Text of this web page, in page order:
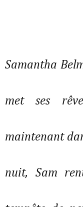
Samantha
met ses
maintenant
nuit, Sam